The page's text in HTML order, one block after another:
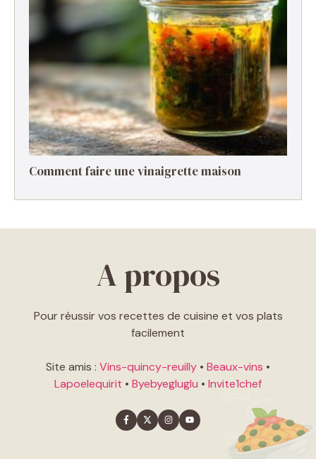
Comment faire une vinaigrette maison ​
A propos
Pour réussir vos recettes de cuisine et vos plats
facilement
Site amis : Vins-quincy-reuilly • Beaux-vins •
Lapoelequirit • Byebyegluglu • Invite1chef